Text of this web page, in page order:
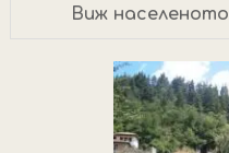
Виж